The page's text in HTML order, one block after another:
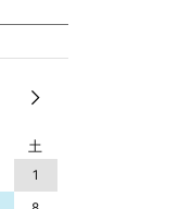
土
1